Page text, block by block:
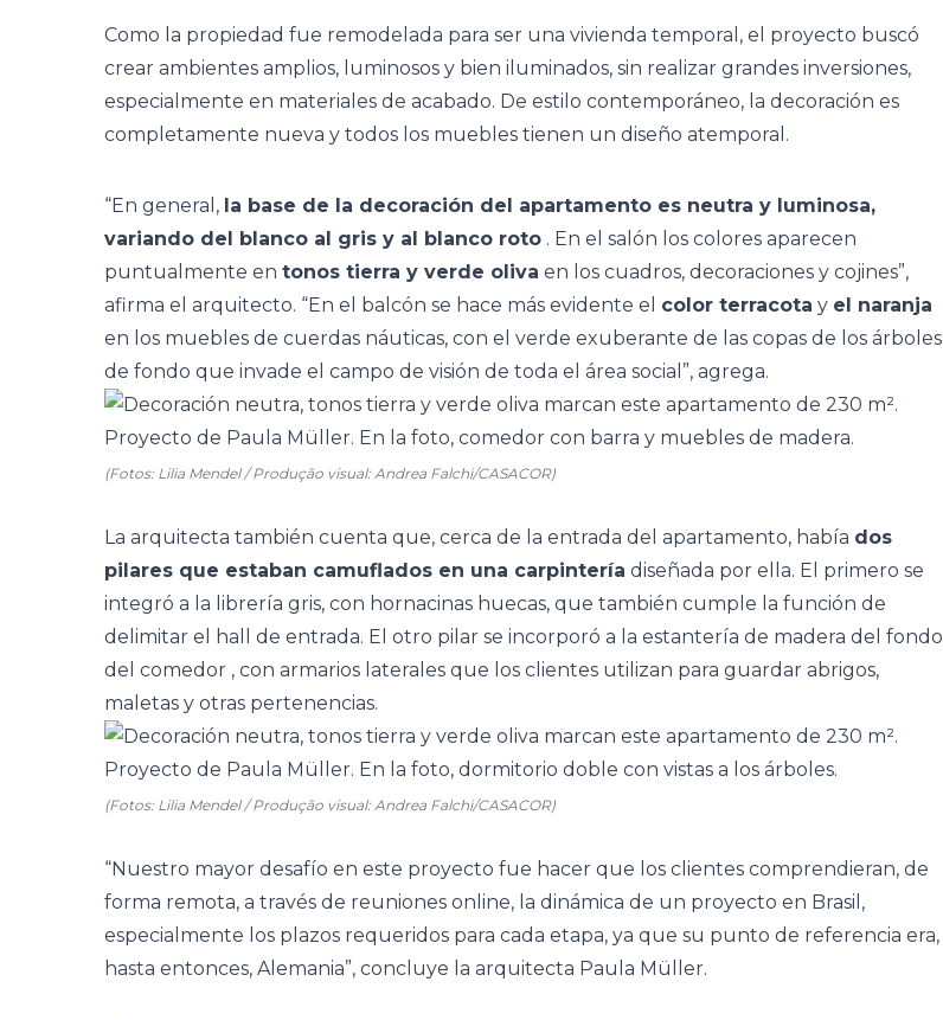
Como la propiedad fue remodelada para ser una vivienda temporal, el proyecto buscó
crear ambientes amplios, luminosos y bien iluminados, sin realizar grandes inversiones,
especialmente en materiales de acabado. De estilo contemporáneo, la decoración es
completamente nueva y todos los muebles tienen un diseño atemporal.
“En general, la base de la decoración del apartamento es neutra y luminosa,
variando del blanco al gris y al blanco roto . En el salón los colores aparecen
puntualmente en tonos tierra y verde oliva en los cuadros, decoraciones y cojines”,
afirma el arquitecto. “En el balcón se hace más evidente el color terracota y el naranja
en los muebles de cuerdas náuticas, con el verde exuberante de las copas de los árboles
de fondo que invade el campo de visión de toda el área social”, agrega.
(Fotos: Lilia Mendel / Produção visual: Andrea Falchi/CASACOR)
La arquitecta también cuenta que, cerca de la entrada del apartamento, había dos
pilares que estaban camuflados en una carpintería diseñada por ella. El primero se
integró a la librería gris, con hornacinas huecas, que también cumple la función de
delimitar el hall de entrada. El otro pilar se incorporó a la estantería de madera del fondo
del comedor , con armarios laterales que los clientes utilizan para guardar abrigos,
maletas y otras pertenencias.
(Fotos: Lilia Mendel / Produção visual: Andrea Falchi/CASACOR)
“Nuestro mayor desafío en este proyecto fue hacer que los clientes comprendieran, de
forma remota, a través de reuniones online, la dinámica de un proyecto en Brasil,
especialmente los plazos requeridos para cada etapa, ya que su punto de referencia era,
hasta entonces, Alemania”, concluye la arquitecta Paula Müller.